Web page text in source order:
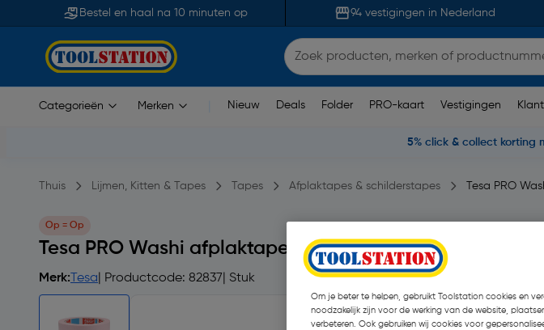
Bestel en haal na 10 minuten op 94 vestigingen in Nederland
Categorieën Merken Nieuw Deals Folder PRO-kaart Vestigingen
5% click & collect korting
Thuis Lijmen, Kitten & Tapes Tapes Afplaktapes & schilderstapes Tesa PRO
Op = Op
Tesa PRO Washi afplaktape sensitive 25mmx50m
Merk: Tesa | Productcode: 82837 | Stuk
Om je beter te helpen, gebruikt Toolstation cookies en
noodzakelijk zijn voor de werking van de website,
verbeteren. Ook gebruiken wij cookies voor